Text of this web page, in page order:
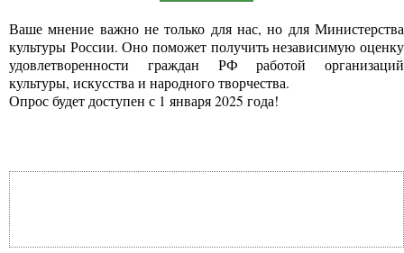
Ваше мнение важно не только для нас, но для Министерства
культуры России. Оно поможет получить независимую оценку
удовлетворенности граждан РФ работой организаций
культуры, искусства и народного творчества.
Опрос будет доступен с 1 января 2025 года!